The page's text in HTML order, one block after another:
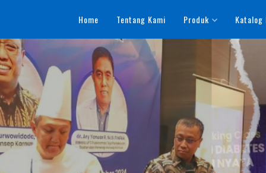
Home Tentang Kami Produk Katalog